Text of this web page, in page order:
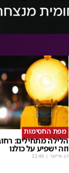
מפת החסימות
הלילה מתחילים:
וזה ישפיע על כולנו
דב אייזנר |
22:46